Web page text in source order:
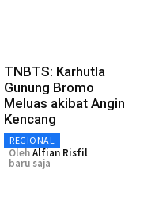
TNBTS: Karhutla
Gunung Bromo
Meluas akibat Angin
Kencang
REGIONAL
OlehAlfian Risfil
baru saja